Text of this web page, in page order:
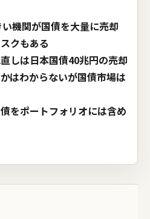
機関が国債を大量に売却
クもある
しは日本国債40兆円の売却
はわからないが国債市場は
をポートフォリオには含め